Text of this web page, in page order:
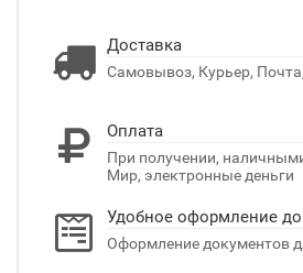
Доставка
Самовывоз, Курьер,
Оплата
При получении,
Мир, электронные деньги
Удобное оформление
Оформление документов